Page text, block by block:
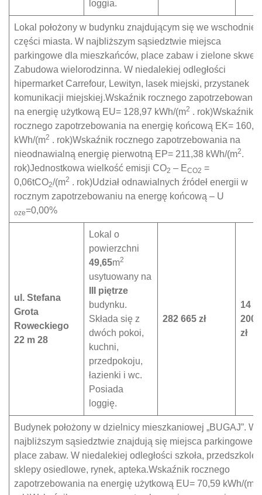
loggia.
Lokal położony w budynku znajdującym się we wschodniej
części miasta. W najbliższym sąsiedztwie miejsca
parkingowe dla mieszkańców, place zabaw i zielone
Zabudowa wielorodzinna. W niedalekiej odległości
hipermarket Carrefour, Lewityn, lasek miejski, przystanek
komunikacji miejskiej.Wskaźnik rocznego zapotrzebowania
na energię użytkową EU= 128,97 kWh/(m2 . rok)Wskaźnik
rocznego zapotrzebowania na energię końcową EK=
kWh/(m2 . rok)Wskaźnik rocznego zapotrzebowania na
nieodnawialną energię pierwotną EP= 211,38 kWh/(m2.
rok)Jednostkowa wielkość emisji CO2 – ECO2 =
0,06tCO2/(m2 . rok)Udział odnawialnych źródeł energii w
rocznym zapotrzebowaniu na energę końcową – U
oze=0,00%
ul. Stefana
Grota
Roweckiego
22 m 28
Lokal o
powierzchni
49,65m2
usytuowany na
III piętrze
budynku.
Składa się z
dwóch pokoi,
kuchni,
przedpokoju,
łazienki i wc.
Posiada
loggię.
282 665 zł
14
200
zł
Budynek położony w dzielnicy mieszkaniowej „BUGAJ”. W
najbliższym sąsiedztwie znajdują się miejsca parkingowe,
place zabaw. W niedalekiej odległości szkoła, przedszkole ,
sklepy osiedlowe, rynek, apteka.Wskaźnik rocznego
zapotrzebowania na energię użytkową EU= 70,59 kWh/(m